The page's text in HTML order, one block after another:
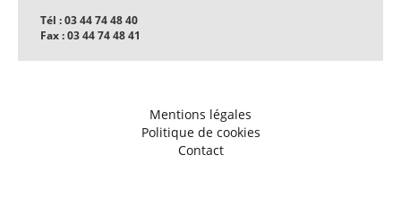
Tél : 03 44 74 48 40
Fax : 03 44 74 48 41
Mentions légales
Politique de cookies
Contact